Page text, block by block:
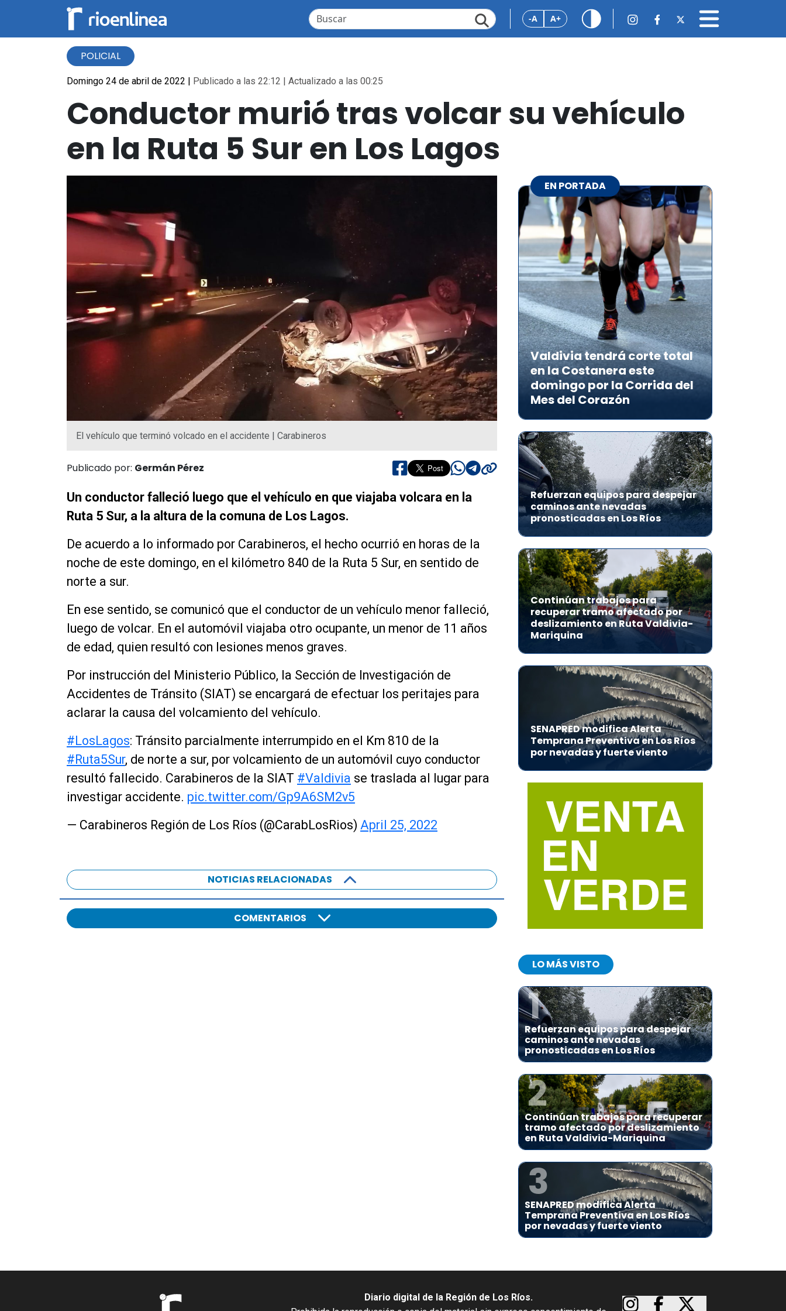
-A A+
POLICIAL
Domingo 24 de abril de 2022 | Publicado a las 22:12 | Actualizado a las 00:25
Conductor murió tras volcar su vehículo
en la Ruta 5 Sur en Los Lagos
El vehículo que terminó volcado en el accidente | Carabineros
Publicado por: Germán Pérez
Un conductor falleció luego que el vehículo en que viajaba volcara en la
Ruta 5 Sur, a la altura de la comuna de Los Lagos.
De acuerdo a lo informado por Carabineros, el hecho ocurrió en horas de la
noche de este domingo, en el kilómetro 840 de la Ruta 5 Sur, en sentido de
norte a sur.
En ese sentido, se comunicó que el conductor de un vehículo menor falleció,
luego de volcar. En el automóvil viajaba otro ocupante, un menor de 11 años
de edad, quien resultó con lesiones menos graves.
Por instrucción del Ministerio Público, la Sección de Investigación de
Accidentes de Tránsito (SIAT) se encargará de efectuar los peritajes para
aclarar la causa del volcamiento del vehículo.
#LosLagos: Tránsito parcialmente interrumpido en el Km 810 de la
#Ruta5Sur, de norte a sur, por volcamiento de un automóvil cuyo conductor
resultó fallecido. Carabineros de la SIAT #Valdivia se traslada al lugar para
investigar accidente. pic.twitter.com/Gp9A6SM2v5
— Carabineros Región de Los Ríos (@CarabLosRios) April 25, 2022
NOTICIAS RELACIONADAS
COMENTARIOS
EN PORTADA
Valdivia tendrá corte total
en la Costanera este
domingo por la Corrida del
Mes del Corazón
Refuerzan equipos para despejar
caminos ante nevadas
pronosticadas en Los Ríos
Continúan trabajos para
recuperar tramo afectado por
deslizamiento en Ruta Valdivia-
Mariquina
SENAPRED modifica Alerta
Temprana Preventiva en Los Ríos
por nevadas y fuerte viento
LO MÁS VISTO
1
Refuerzan equipos para despejar
caminos ante nevadas
pronosticadas en Los Ríos
2
Continúan trabajos para recuperar
tramo afectado por deslizamiento
en Ruta Valdivia-Mariquina
3
SENAPRED modifica Alerta
Temprana Preventiva en Los Ríos
por nevadas y fuerte viento
Diario digital de la Región de Los Ríos.